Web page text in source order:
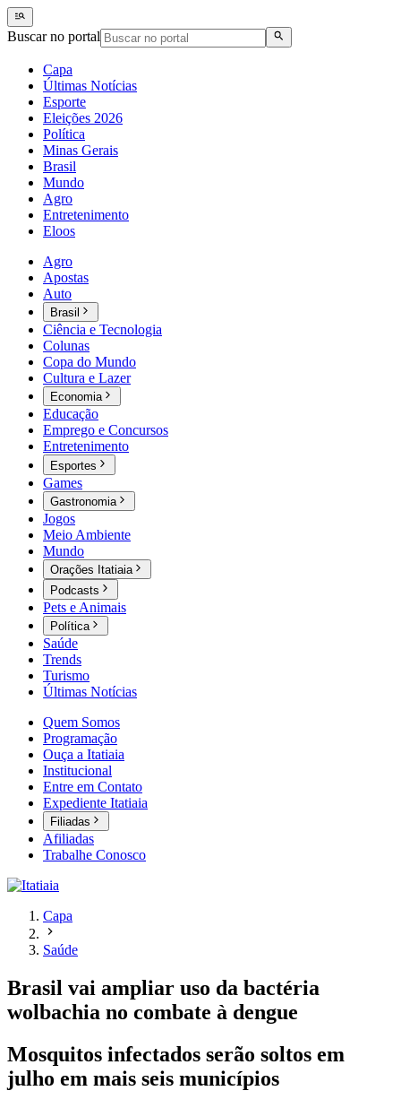
Buscar no portal
Capa
Últimas Notícias
Esporte
Eleições 2026
Política
Minas Gerais
Brasil
Mundo
Agro
Entretenimento
Eloos
Agro
Apostas
Auto
Brasil
Ciência e Tecnologia
Colunas
Copa do Mundo
Cultura e Lazer
Economia
Educação
Emprego e Concursos
Entretenimento
Esportes
Games
Gastronomia
Jogos
Meio Ambiente
Mundo
Orações Itatiaia
Podcasts
Pets e Animais
Política
Saúde
Trends
Turismo
Últimas Notícias
Quem Somos
Programação
Ouça a Itatiaia
Institucional
Entre em Contato
Expediente Itatiaia
Filiadas
Afiliadas
Trabalhe Conosco
Capa
Saúde
Brasil vai ampliar uso da bactéria
wolbachia no combate à dengue
Mosquitos infectados serão soltos em
julho em mais seis municípios